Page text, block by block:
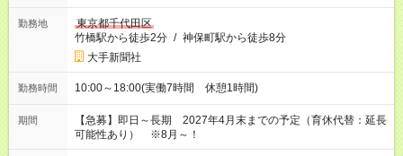
勤務地
東京都千代田区
竹橋駅から徒歩2分 / 神保町駅から徒歩8分
大手新聞社
勤務時間 10:00～18:00(実働7時間 休憩1時間)
期間
【急募】即日～長期 2027年4月末までの予定（育休代替：延長
可能性あり） ※8月～！